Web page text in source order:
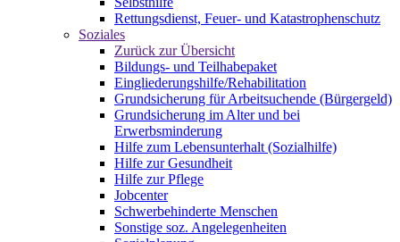
Rettungsdienst, Feuer- und Katastrophenschutz
Soziales
Zurück zur Übersicht
Bildungs- und Teilhabepaket
Eingliederungshilfe/Rehabilitation
Grundsicherung für Arbeitsuchende (Bürgergeld)
Grundsicherung im Alter und bei
Erwerbsminderung
Hilfe zum Lebensunterhalt (Sozialhilfe)
Hilfe zur Gesundheit
Hilfe zur Pflege
Jobcenter
Schwerbehinderte Menschen
Sonstige soz. Angelegenheiten